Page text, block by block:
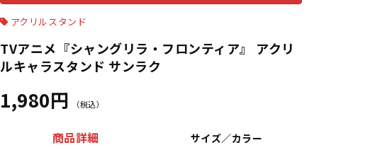
アクリルスタンド
TVアニメ『シャングリラ・フロンティア』 アクリ
ルキャラスタンド サンラク
1,980円 （税込）
商品詳細 サイズ／カラー